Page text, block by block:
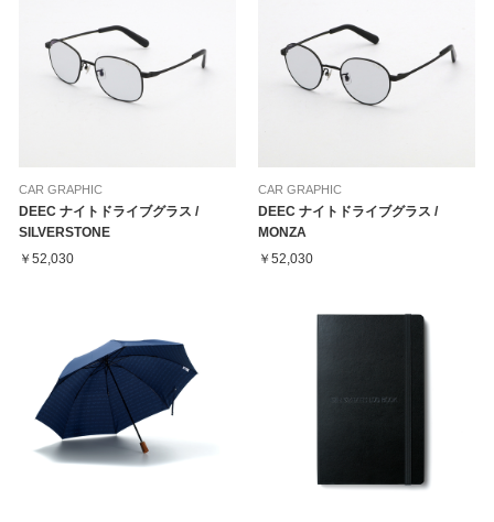
CAR GRAPHIC
DEEC ナイトドライブグラス /
SILVERSTONE
￥52,030
CAR GRAPHIC
DEEC ナイトドライブグラス /
MONZA
￥52,030